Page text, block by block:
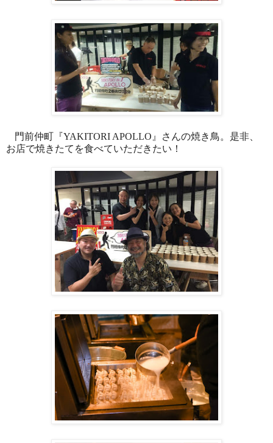
門前仲町『YAKITORI APOLLO 』さんの焼き鳥。是非、
お店で焼きたてを食べていただきたい！